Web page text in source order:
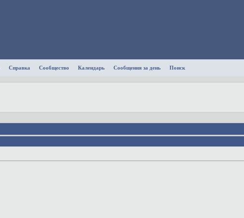
Справка Сообщество Календарь Сообщения за день Поиск